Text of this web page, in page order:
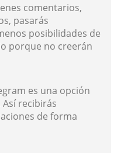
comentarios,
pasarás
posibilidades de
porque no creerán
es una opción
Así recibirás
de forma